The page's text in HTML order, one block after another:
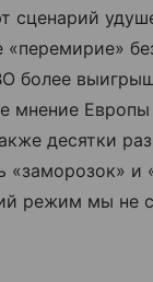
сценарий
«перемирие»
более
мнение
десятки
«заморозок» и
режим мы не